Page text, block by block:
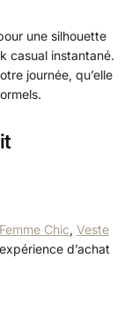
une silhouette
casual instantané.
journée, qu’elle
Chic, Veste
d’achat